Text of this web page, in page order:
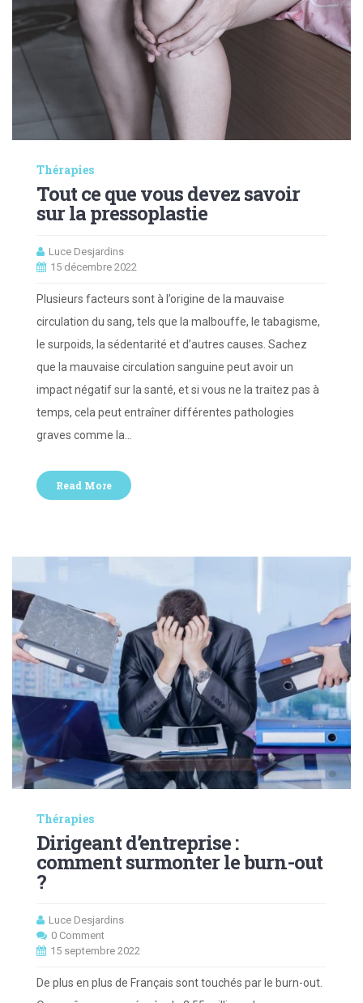
Thérapies
Tout ce que vous devez savoir
sur la pressoplastie
Luce Desjardins
15 décembre 2022
Plusieurs facteurs sont à l’origine de la mauvaise
circulation du sang, tels que la malbouffe, le tabagisme,
le surpoids, la sédentarité et d’autres causes. Sachez
que la mauvaise circulation sanguine peut avoir un
impact négatif sur la santé, et si vous ne la traitez pas à
temps, cela peut entraîner différentes pathologies
graves comme la…
Read More
Thérapies
Dirigeant d’entreprise :
comment surmonter le burn-out
?
Luce Desjardins
0 Comment
15 septembre 2022
De plus en plus de Français sont touchés par le burn-out.